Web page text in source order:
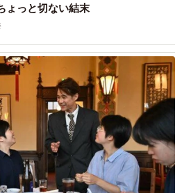
、徴収猶予について相談するこ
が近づく前に手続きを行う必要
ょっと切ない結末